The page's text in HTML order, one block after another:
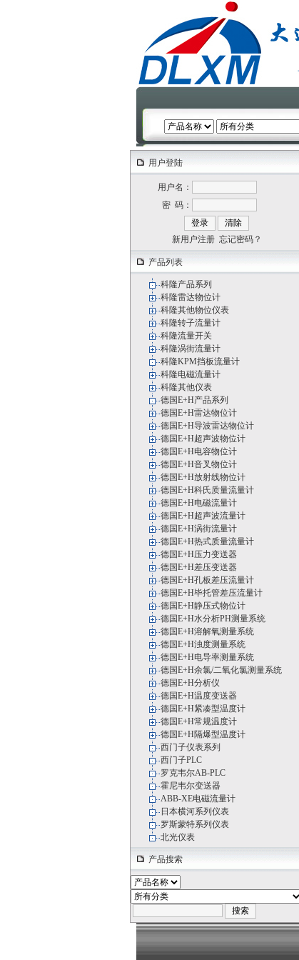
用户登陆
用户名：
密 码：
新用户注册 忘记密码？
产品列表
科隆产品系列
科隆雷达物位计
科隆其他物位仪表
科隆转子流量计
科隆流量开关
科隆涡街流量计
科隆KPM挡板流量计
科隆电磁流量计
科隆其他仪表
德国E+H产品系列
德国E+H雷达物位计
德国E+H导波雷达物位计
德国E+H超声波物位计
德国E+H电容物位计
德国E+H音叉物位计
德国E+H放射线物位计
德国E+H科氏质量流量计
德国E+H电磁流量计
德国E+H超声波流量计
德国E+H涡街流量计
德国E+H热式质量流量计
德国E+H压力变送器
德国E+H差压变送器
德国E+H孔板差压流量计
德国E+H毕托管差压流量计
德国E+H静压式物位计
德国E+H水分析PH测量系统
德国E+H溶解氧测量系统
德国E+H浊度测量系统
德国E+H电导率测量系统
德国E+H余氯/二氧化氯测量系统
德国E+H分析仪
德国E+H温度变送器
德国E+H紧凑型温度计
德国E+H常规温度计
德国E+H隔爆型温度计
西门子仪表系列
西门子PLC
罗克韦尔AB-PLC
霍尼韦尔变送器
ABB-XE电磁流量计
日本横河系列仪表
罗斯蒙特系列仪表
北光仪表
产品搜索